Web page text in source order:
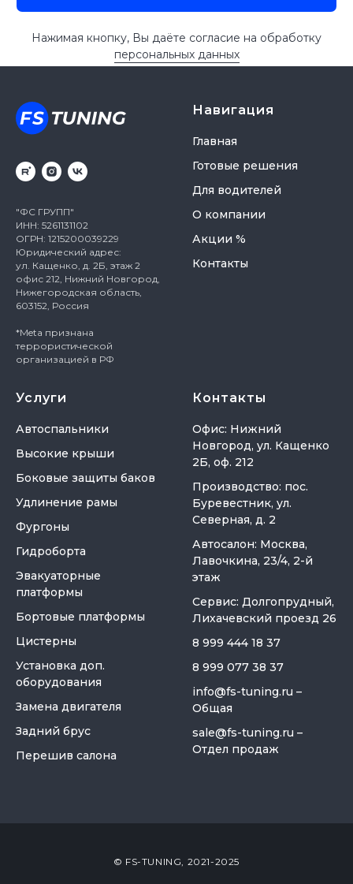
"ФС ГРУПП"
ИНН: 5261131102
ОГРН: 1215200039229
Юридический адрес:
ул. Кащенко, д. 2Б, этаж 2
офис 212, Нижний Новгород,
Нижегородская область,
603152, Россия
*Meta признана
террористической
организацией в РФ
Навигация
Главная
Готовые решения
Для водителей
О компании
Акции %
Контакты
Услуги
Автоспальники
Высокие крыши
Боковые защиты баков
Удлинение рамы
Фургоны
Гидроборта
Эвакуаторные
платформы
Бортовые платформы
Цистерны
Установка доп.
оборудования
Замена двигателя
Задний брус
Перешив салона
Контакты
Офис: Нижний
Новгород, ул. Кащенко
2Б, оф. 212
Производство: пос.
Буревестник, ул.
Северная, д. 2
Автосалон: Москва,
Лавочкина, 23/4, 2-й
этаж
Сервис: Долгопрудный,
Лихачевский проезд 26
8 999 444 18 37
8 999 077 38 37
info@fs-tuning.ru –
Общая
sale@fs-tuning.ru –
Отдел продаж
© FS-TUNING, 2021-2025